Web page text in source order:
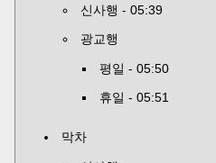
신사행 - 05:39
광교행
평일 - 05:50
휴일 - 05:51
막차